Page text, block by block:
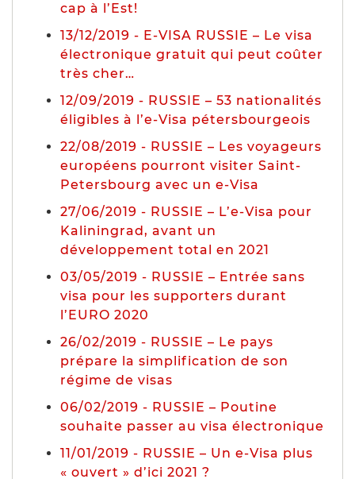
cap à l’Est!
13/12/2019 - E-VISA RUSSIE – Le visa
électronique gratuit qui peut coûter
très cher…
12/09/2019 - RUSSIE – 53 nationalités
éligibles à l’e-Visa pétersbourgeois
22/08/2019 - RUSSIE – Les voyageurs
européens pourront visiter Saint-
Petersbourg avec un e-Visa
27/06/2019 - RUSSIE – L’e-Visa pour
Kaliningrad, avant un
développement total en 2021
03/05/2019 - RUSSIE – Entrée sans
visa pour les supporters durant
l’EURO 2020
26/02/2019 - RUSSIE – Le pays
prépare la simplification de son
régime de visas
06/02/2019 - RUSSIE – Poutine
souhaite passer au visa électronique
11/01/2019 - RUSSIE – Un e-Visa plus
« ouvert » d’ici 2021 ?